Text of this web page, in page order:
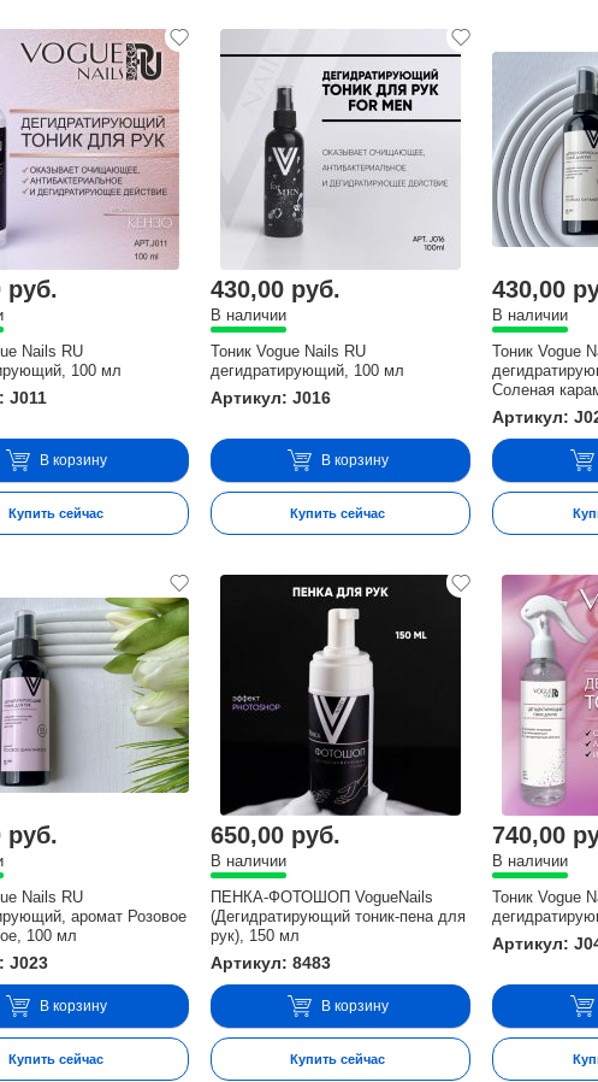
руб.
Nails RU
100 мл
J011
В корзину
Купить сейчас
430,00 руб.
В наличии
Тоник Vogue Nails RU
дегидратирующий, 100 мл
Артикул: J016
В корзину
Купить сейчас
430,00
В наличии
Тоник Vogue
Соленая
Артикул:
руб.
Nails RU
аромат Розовое
100 мл
J023
В корзину
Купить сейчас
650,00 руб.
В наличии
ПЕНКА-ФОТОШОП VogueNails
(Дегидратирующий тоник-пена для
рук), 150 мл
Артикул: 8483
В корзину
Купить сейчас
740,00
В наличии
Тоник Vogue
Артикул: